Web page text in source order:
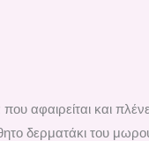
αφαιρείται και
δερματάκι του